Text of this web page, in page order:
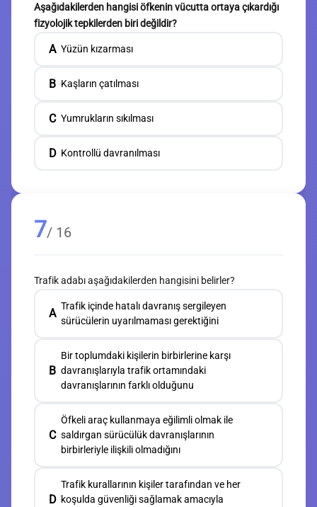
Aşağıdakilerden hangisi öfkenin vücutta ortaya çıkardığı
fizyolojik tepkilerden biri değildir?
A Yüzün kızarması
B Kaşların çatılması
C Yumrukların sıkılması
D Kontrollü davranılması
7/ 16
Trafik adabı aşağıdakilerden hangisini belirler?
A
Trafik içinde hatalı davranış sergileyen
sürücülerin uyarılmaması gerektiğini
B
Bir toplumdaki kişilerin birbirlerine karşı
davranışlarıyla trafik ortamındaki
davranışlarının farklı olduğunu
C
Öfkeli araç kullanmaya eğilimli olmak ile
saldırgan sürücülük davranışlarının
birbirleriyle ilişkili olmadığını
D
Trafik kurallarının kişiler tarafından ve her
koşulda güvenliği sağlamak amacıyla